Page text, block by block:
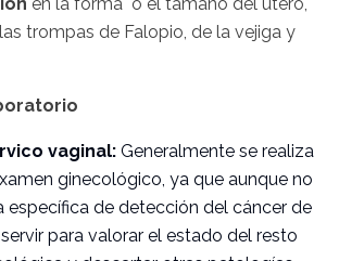
trompas de Falopio, de la vejiga y
vaginal: Generalmente se realiza
ginecológico, ya que aunque no
específica de detección del cáncer de
para valorar el estado del resto